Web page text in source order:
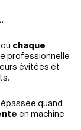
chaque
professionnelle
évitées et
quand
en machine